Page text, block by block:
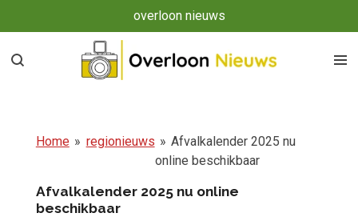
direct
naar
overloon nieuws
Home » regionieuws » Afvalkalender 2025 nu
online beschikbaar
Afvalkalender 2025 nu online
beschikbaar